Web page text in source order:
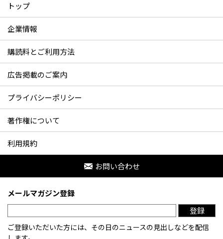
トップ
企業情報
購読料とご利用方法
広告掲載のご案内
プライバシーポリシー
著作権について
利用規約
お問い合わせ
メールマガジン登録
登録
ご登録いただいた方には、その日のニュースの見出しなどを配信